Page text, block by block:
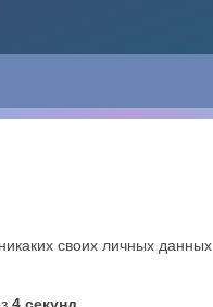
никаких своих личных данных